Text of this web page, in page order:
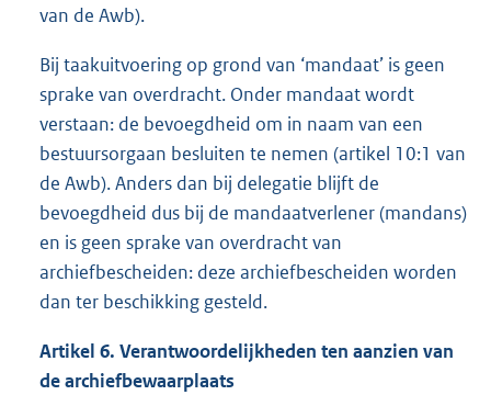
van de Awb).
Bij taakuitvoering op grond van ‘mandaat’ is geen
sprake van overdracht. Onder mandaat wordt
verstaan: de bevoegdheid om in naam van een
bestuursorgaan besluiten te nemen (artikel 10:1 van
de Awb). Anders dan bij delegatie blijft de
bevoegdheid dus bij de mandaatverlener (mandans)
en is geen sprake van overdracht van
archiefbescheiden: deze archiefbescheiden worden
dan ter beschikking gesteld.
Artikel 6. Verantwoordelijkheden ten aanzien van
de archiefbewaarplaats